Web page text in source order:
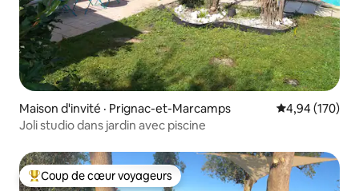
Maison d'invité · Prignac-et-Marcamps Note
4,94 (170)
Joli studio dans jardin avec piscine
Coup de cœur voyageurs parmi les plus aimés
Coup de cœur voyageurs